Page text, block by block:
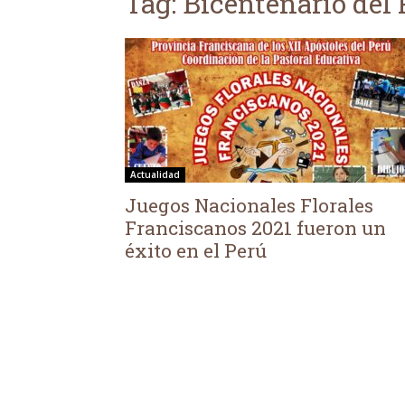
Actualidad
Juegos Nacionales Florales
Franciscanos 2021 fueron un
éxito en el Perú